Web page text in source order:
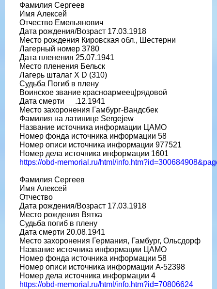
Фамилия Сергеев
Имя Алексей
Отчество Емельянович
Дата рождения/Возраст 17.03.1918
Место рождения Кировская обл., Шестерни
Лагерный номер 3780
Дата пленения 25.07.1941
Место пленения Бельск
Лагерь шталаг X D (310)
Судьба Погиб в плену
Воинское звание красноармеец|рядовой
Дата смерти __.12.1941
Место захоронения Гамбург-Вандсбек
Фамилия на латинице Sergejew
Название источника информации ЦАМО
Номер фонда источника информации 58
Номер описи источника информации 977521
Номер дела источника информации 1601
https://obd-memorial.ru/html/
Фамилия Сергеев
Имя Алексей
Отчество
Дата рождения/Возраст 17.03.1918
Место рождения Вятка
Судьба погиб в плену
Дата смерти 20.08.1941
Место захоронения Германия, Гамбург, Ольсдорф
Название источника информации ЦАМО
Номер фонда источника информации 58
Номер описи источника информации A-52398
Номер дела источника информации 4
https://obd-memorial.ru/html/info.htm?id=70806624